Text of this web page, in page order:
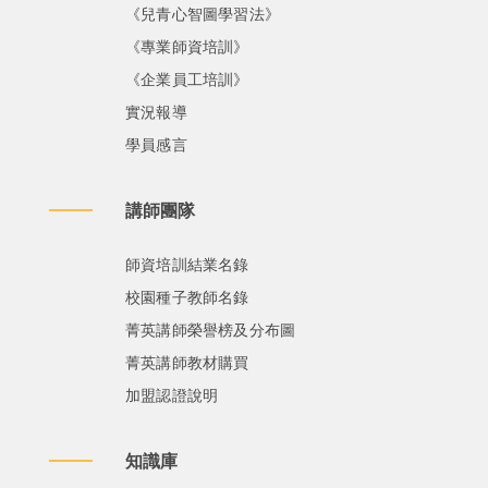
《兒青心智圖學習法》
《專業師資培訓》
《企業員工培訓》
實況報導
學員感言
講師團隊
師資培訓結業名錄
校園種子教師名錄
菁英講師榮譽榜及分布圖
菁英講師教材購買
加盟認證說明
知識庫